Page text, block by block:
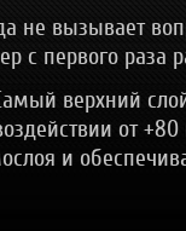
не вызывает
с первого раза
верхний
от
и